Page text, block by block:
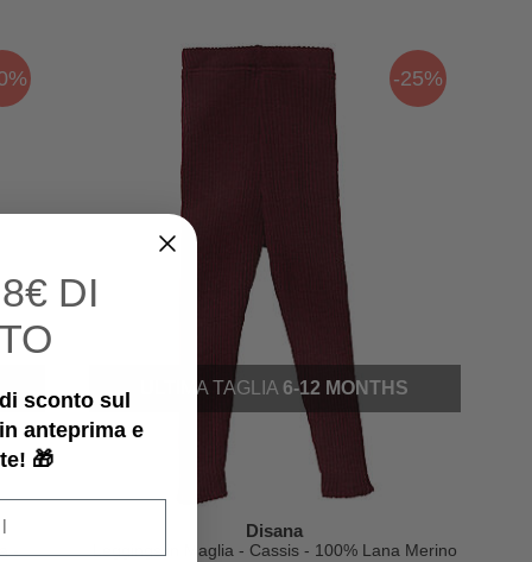
-25%
ULTIMA TAGLIA 6-12 MONTHS
Disana
Leggings in Maglia - Cassis - 100% Lana Merino
8€ DI
sconto sul
anteprima e
🎁